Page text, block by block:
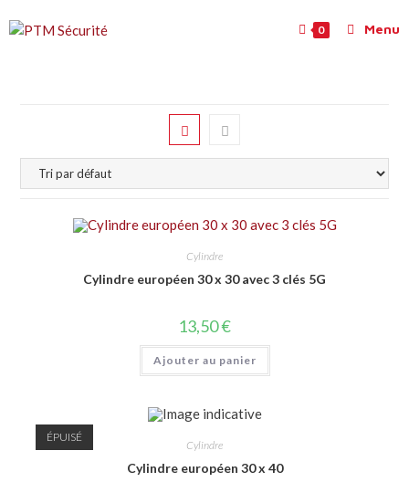
0 Menu
Cylindre
Cylindre européen 30 x 30 avec 3 clés 5G
13,50€
Ajouter au panier
ÉPUISÉ
Cylindre
Cylindre européen 30 x 40